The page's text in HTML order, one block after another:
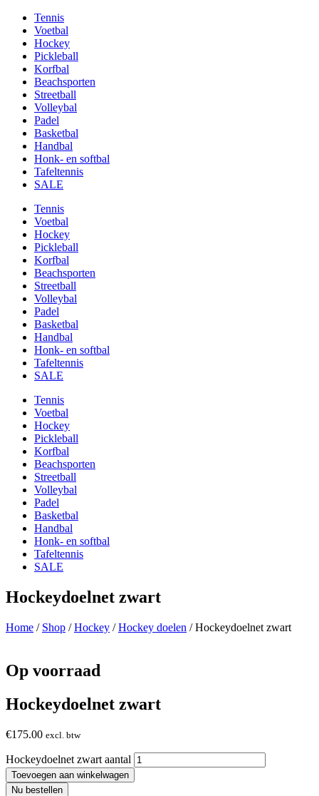
Tennis
Voetbal
Hockey
Pickleball
Korfbal
Beachsporten
Streetball
Volleybal
Padel
Basketbal
Handbal
Honk- en softbal
Tafeltennis
SALE
Tennis
Voetbal
Hockey
Pickleball
Korfbal
Beachsporten
Streetball
Volleybal
Padel
Basketbal
Handbal
Honk- en softbal
Tafeltennis
SALE
Tennis
Voetbal
Hockey
Pickleball
Korfbal
Beachsporten
Streetball
Volleybal
Padel
Basketbal
Handbal
Honk- en softbal
Tafeltennis
SALE
Hockeydoelnet zwart
Home / Shop /Hockey /Hockey doelen / Hockeydoelnet zwart
Op voorraad
Hockeydoelnet zwart
€175.00 excl. btw
Hockeydoelnet zwart aantal
Toevoegen aan winkelwagen
Nu bestellen